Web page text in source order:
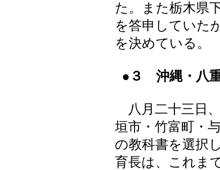
た。また栃木県
を答申していた
を決めている。
●３ 沖縄・八
八月二十三日
垣市・竹富町・
の教科書を選択
育長は、これま